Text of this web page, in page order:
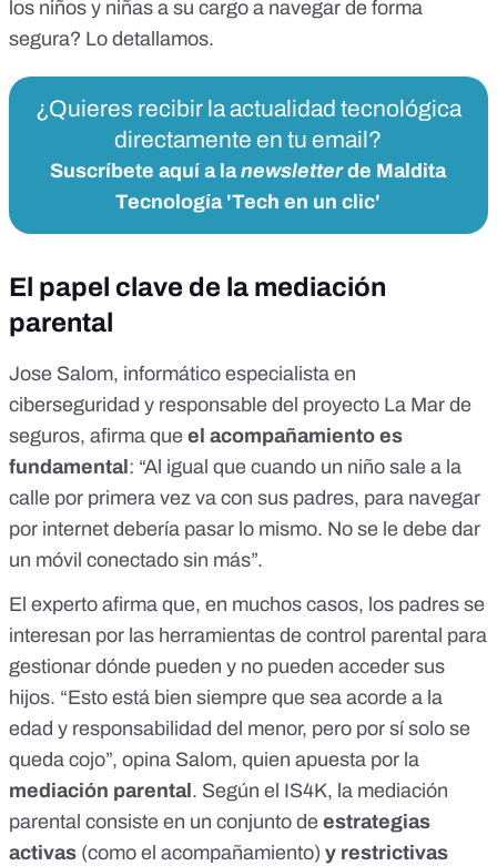
los niños y niñas a su cargo a navegar de forma
segura? Lo detallamos.
¿Quieres recibir la actualidad tecnológica
directamente en tu email?
Suscríbete aquí a lanewsletterde Maldita
Tecnología 'Tech en un clic'
El papel clave de la mediación
parental
Jose Salom, informático especialista en
ciberseguridad y responsable del proyecto La Mar de
seguros, afirma que el acompañamiento es
fundamental : “Al igual que cuando un niño sale a la
calle por primera vez va con sus padres, para navegar
por internet debería pasar lo mismo. No se le debe dar
un móvil conectado sin más”.
El experto afirma que, en muchos casos, los padres se
interesan por las herramientas de control parental para
gestionar dónde pueden y no pueden acceder sus
hijos. “Esto está bien siempre que sea acorde a la
edad y responsabilidad del menor, pero por sí solo se
queda cojo”, opina Salom, quien apuesta por la
mediación parental . Según el IS4K, la mediación
parental consiste en un conjunto de estrategias
activas (como el acompañamiento) y restrictivas